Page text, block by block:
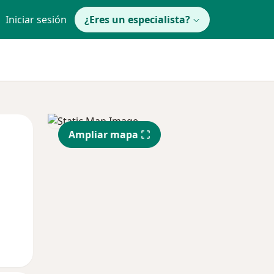
Iniciar sesión ¿Eres un especialista?
Jue
13 Ago
Vie
14 Ago
Ampliar mapa